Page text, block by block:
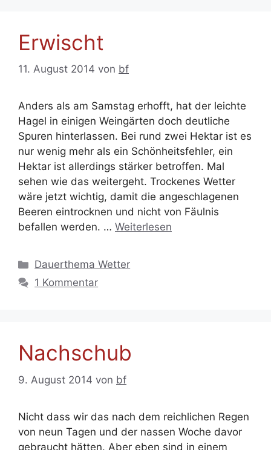
Erwischt
11. August 2014 von bf
Anders als am Samstag erhofft, hat der leichte
Hagel in einigen Weingärten doch deutliche
Spuren hinterlassen. Bei rund zwei Hektar ist es
nur wenig mehr als ein Schönheitsfehler, ein
Hektar ist allerdings stärker betroffen. Mal
sehen wie das weitergeht. Trockenes Wetter
wäre jetzt wichtig, damit die angeschlagenen
Beeren eintrocknen und nicht von Fäulnis
befallen werden. … Weiterlesen
Kategorien
Dauerthema Wetter
1 Kommentar
Nachschub
9. August 2014 von bf
Nicht dass wir das nach dem reichlichen Regen
von neun Tagen und der nassen Woche davor
gebraucht hätten. Aber eben sind in einem